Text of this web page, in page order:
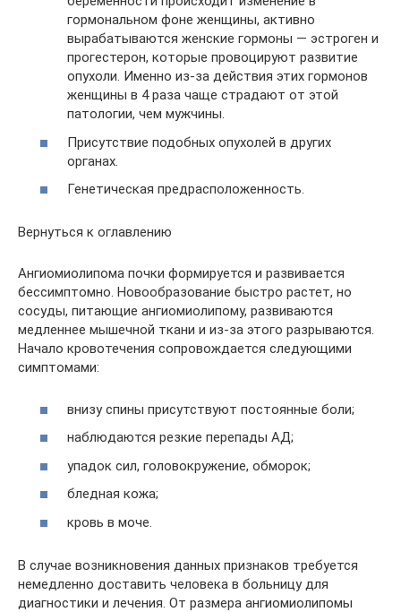
гормональном фоне женщины, активно
вырабатываются женские гормоны — эстроген и
прогестерон, которые провоцируют развитие
опухоли. Именно из-за действия этих гормонов
женщины в 4 раза чаще страдают от этой
патологии, чем мужчины.
Присутствие подобных опухолей в других
органах.
Генетическая предрасположенность.
Вернуться к оглавлению
Ангиомиолипома почки формируется и развивается
бессимптомно. Новообразование быстро растет, но
сосуды, питающие ангиомиолипому, развиваются
медленнее мышечной ткани и из-за этого разрываются.
Начало кровотечения сопровождается следующими
симптомами:
внизу спины присутствуют постоянные боли;
наблюдаются резкие перепады АД;
упадок сил, головокружение, обморок;
бледная кожа;
кровь в моче.
В случае возникновения данных признаков требуется
немедленно доставить человека в больницу для
диагностики и лечения. От размера ангиомиолипомы